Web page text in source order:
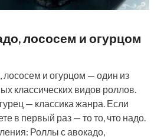
лососем и огурцом
лососем и огурцом — один из
классических видов роллов.
— классика жанра. Если
в первый раз — то то, что надо.
Роллы с авокадо,